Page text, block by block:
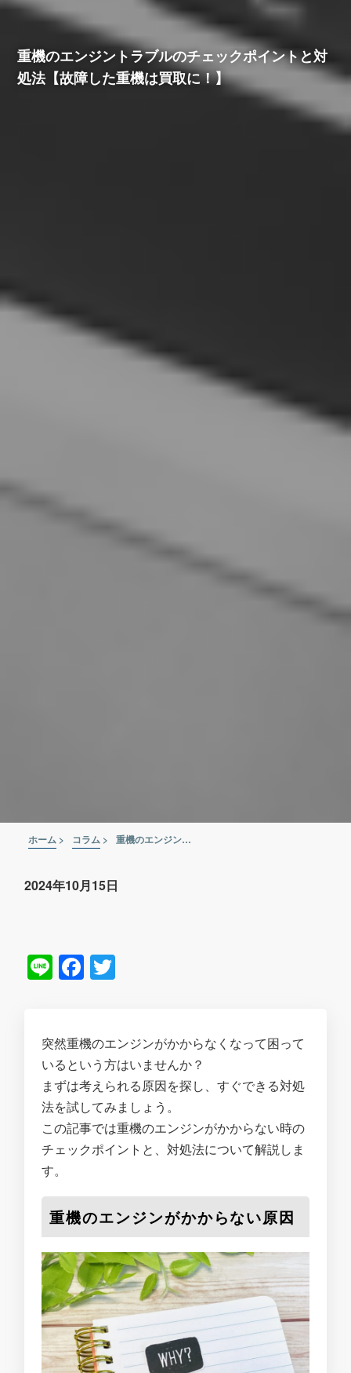
重機のエンジントラブルのチェックポイントと対
処法【故障した重機は買取に！】
ホーム > コラム > 重機のエンジントラブルのチェックポイントと対処法【故障した重機は買取に！】
2024年10月15日
LineFacebook
突然重機のエンジンがかからなくなって困って
いるという方はいませんか？
まずは考えられる原因を探し、すぐできる対処
法を試してみましょう。
この記事では重機のエンジンがかからない時の
チェックポイントと、対処法について解説しま
す。
重機のエンジンがかからない原因